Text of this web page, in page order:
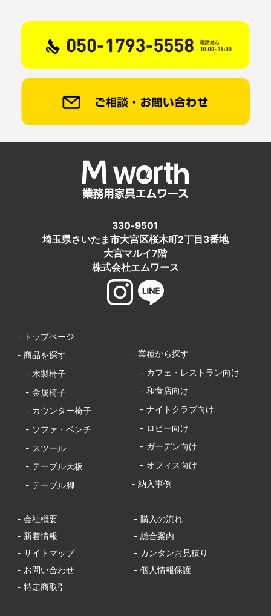
330-9501
埼玉県さいたま市大宮区桜木町2丁目3番地
大宮マルイ7階
株式会社エムワース
- トップページ
- 商品を探す
- 木製椅子
- 金属椅子
- カウンター椅子
- ソファ・ベンチ
- スツール
- テーブル天板
- テーブル脚
- 業種から探す
- カフェ・レストラン向け
- 和食店向け
- ナイトクラブ向け
- ロビー向け
- ガーデン向け
- オフィス向け
- 納入事例
- 会社概要
- 購入の流れ
- 新着情報
- 総合案内
- サイトマップ
- カンタンお見積り
- お問い合わせ
- 個人情報保護
- 特定商取引